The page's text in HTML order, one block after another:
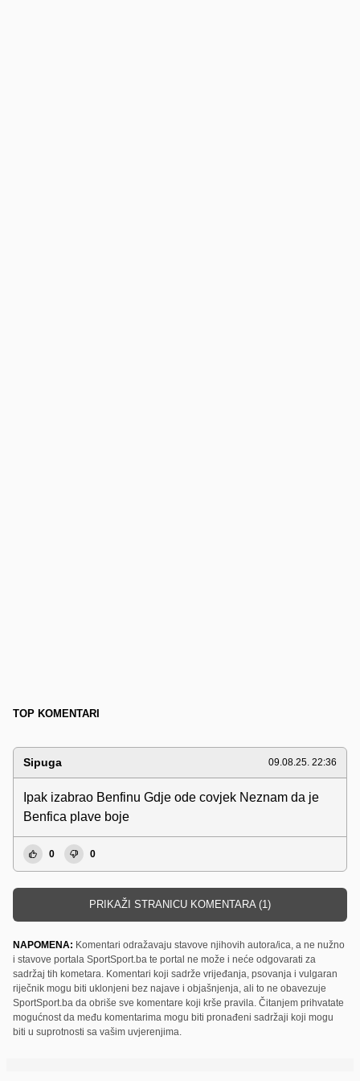
TOP KOMENTARI
Sipuga 09.08.25. 22:36
Ipak izabrao Benfinu Gdje ode covjek Neznam da je
Benfica plave boje
0 0
PRIKAŽI STRANICU KOMENTARA (1)
NAPOMENA: Komentari odražavaju stavove njihovih autora/ica, a ne nužno
i stavove portala SportSport.ba te portal ne može i neće odgovarati za
sadržaj tih kometara. Komentari koji sadrže vrijeđanja, psovanja i vulgaran
riječnik mogu biti uklonjeni bez najave i objašnjenja, ali to ne obavezuje
SportSport.ba da obriše sve komentare koji krše pravila. Čitanjem prihvatate
mogućnost da među komentarima mogu biti pronađeni sadržaji koji mogu
biti u suprotnosti sa vašim uvjerenjima.